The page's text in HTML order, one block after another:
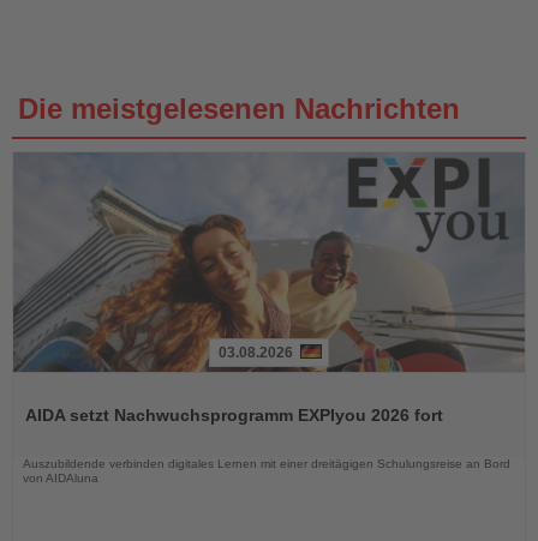
Die meistgelesenen Nachrichten
die
03.08.2026
AIDA setzt Nachwuchsprogramm EXPIyou 2026 fort
Auszubildende verbinden digitales Lernen mit einer dreitägigen Schulungsreise an Bord
von AIDAluna